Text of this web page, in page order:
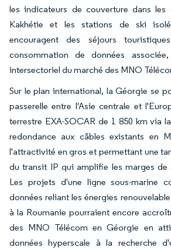
les indicateurs de couverture dans
Kakhétie et les stations de ski
encouragent des séjours
consommation de données
intersectoriel du marché des MNO
Sur le plan international, la Géorgie se
passerelle entre l'Asie centrale et
terrestre EXA-SOCAR de 1 850 km via
redondance aux câbles existants en
l'attractivité en gros et permettant une
du transit IP qui amplifie les marges de
Les projets d'une ligne sous-marine
données reliant les énergies
à la Roumanie pourraient encore
des MNO Télécom en Géorgie en
données hyperscale à la recherche